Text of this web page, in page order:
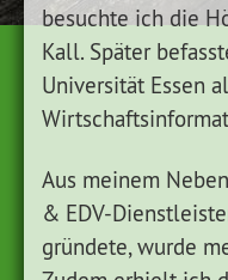
besuchte ich die
Kall. Später
Universität Essen
Aus meinem
& EDV-
gründete, wurde